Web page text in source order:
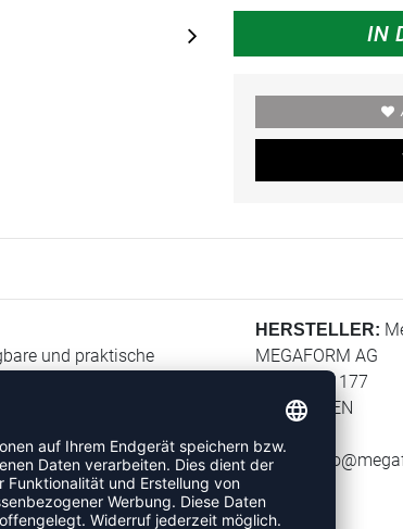
IN
und praktische
auch auf fürs
das Gestell
anpassen.
HERSTELLER:
MEGAFORM AG
Rue Haute 177
4700 EUPEN
E-Mail: